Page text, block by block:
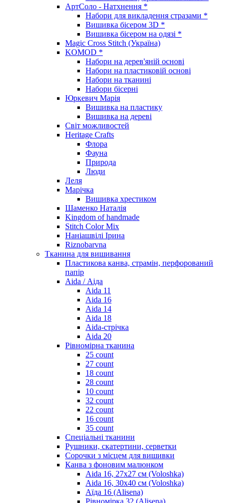
АртСоло - Натхнення *
Набори для викладення стразами *
Вишивка бісером 3D *
Вишивка бісером на одязі *
Magic Cross Stitch (Україна)
KOMOD *
Набори на дерев'яній основі
Набори на пластиковій основі
Набори на тканині
Набори бісерні
Юркевич Марія
Вишивка на пластику
Вишивка на дереві
Світ можливостей
Heritage Crafts
Флора
Фауна
Природа
Люди
Леля
Марічка
Вишивка хрестиком
Шаменко Наталія
Kingdom of handmade
Stitch Color Mix
Наніашвілі Ірина
Riznobarvna
Тканина для вишивання
Пластикова канва, страмін, перфорований
папір
Aida / Аіда
Aida 11
Aida 16
Aida 14
Aida 18
Aida-стрічка
Aida 20
Рівномірна тканина
25 count
27 count
18 count
28 count
10 count
32 count
22 count
16 count
35 count
Спеціальні тканини
Рушники, скатертини, серветки
Сорочки з місцем для вишивки
Канва з фоновим малюнком
Aida 16, 27х27 см (Voloshka)
Aida 16, 30х40 см (Voloshka)
Аїда 16 (Alisena)
Рівномірка 32 (Alisena)